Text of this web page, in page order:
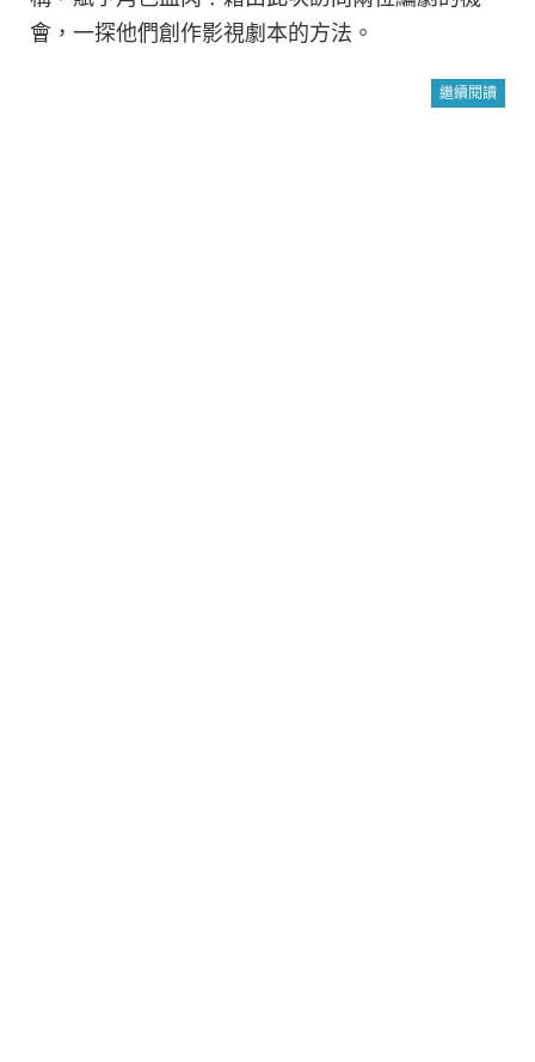
會，一探他們創作影視劇本的方法。
繼續閱讀